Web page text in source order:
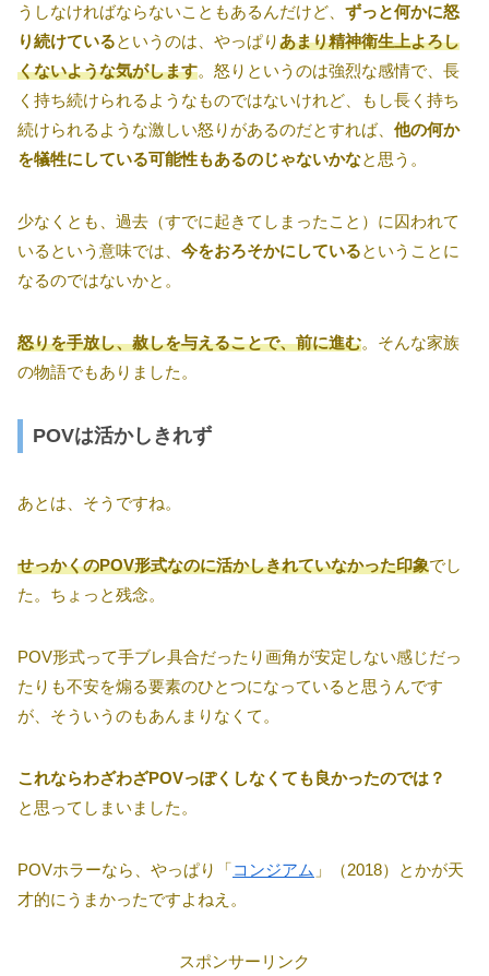
うしなければならないこともあるんだけど、 ずっと何かに怒
り続けているというのは、やっぱりあまり精神衛生上よろし
くないような気がします。怒りというのは強烈な感情で、長
く持ち続けられるようなものではないけれど、もし長く持ち
続けられるような激しい怒りがあるのだとすれば、 他の何か
を犠牲にしている可能性もあるのじゃないかなと思う。
少なくとも、過去（すでに起きてしまったこと）に囚われて
いるという意味では、 今をおろそかにしているということに
なるのではないかと。
怒りを手放し、赦しを与えることで、前に進む。そんな家族
の物語でもありました。
POVは活かしきれず
あとは、そうですね。
せっかくのPOV形式なのに活かしきれていなかった印象でし
た。ちょっと残念。
POV形式って手ブレ具合だったり画角が安定しない感じだっ
たりも不安を煽る要素のひとつになっていると思うんです
が、そういうのもあんまりなくて。
これならわざわざPOVっぽくしなくても良かったのでは？
と思ってしまいました。
POVホラーなら、やっぱり「コンジアム 」（2018）とかが天
才的にうまかったですよねえ。
スポンサーリンク